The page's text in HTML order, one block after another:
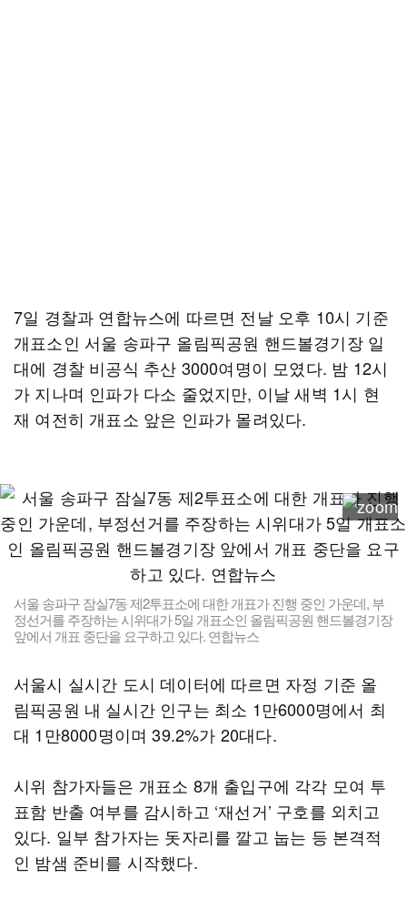
7일 경찰과 연합뉴스에 따르면 전날 오후 10시 기준
개표소인 서울 송파구 올림픽공원 핸드볼경기장 일
대에 경찰 비공식 추산 3000여명이 모였다. 밤 12시
가 지나며 인파가 다소 줄었지만, 이날 새벽 1시 현
재 여전히 개표소 앞은 인파가 몰려있다.
서울 송파구 잠실7동 제2투표소에 대한 개표가 진행 중인 가운데, 부
정선거를 주장하는 시위대가 5일 개표소인 올림픽공원 핸드볼경기장
앞에서 개표 중단을 요구하고 있다. 연합뉴스
서울시 실시간 도시 데이터에 따르면 자정 기준 올
림픽공원 내 실시간 인구는 최소 1만6000명에서 최
대 1만8000명이며 39.2%가 20대다.
시위 참가자들은 개표소 8개 출입구에 각각 모여 투
표함 반출 여부를 감시하고 ‘재선거’ 구호를 외치고
있다. 일부 참가자는 돗자리를 깔고 눕는 등 본격적
인 밤샘 준비를 시작했다.